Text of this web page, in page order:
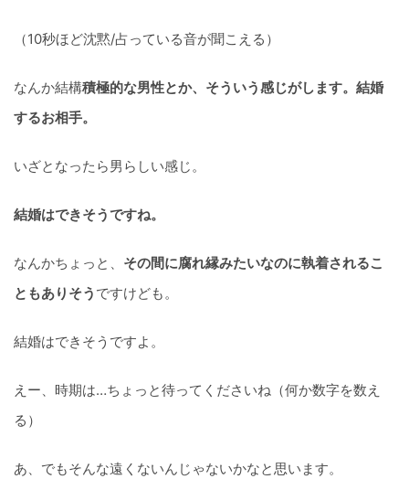
（10秒ほど沈黙/占っている音が聞こえる）
なんか結構積極的な男性とか、そういう感じがします。結婚
するお相手。
いざとなったら男らしい感じ。
結婚はできそうですね。
なんかちょっと、 その間に腐れ縁みたいなのに執着されるこ
ともありそう ですけども。
結婚はできそうですよ。
えー、時期は…ちょっと待ってくださいね（何か数字を数え
る）
あ、でもそんな遠くないんじゃないかなと思います。